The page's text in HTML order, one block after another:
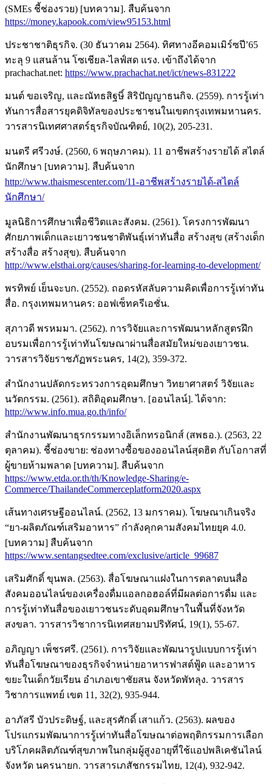
(SMEs ชี้ช่องรวย) [บทความ]. สืบค้นจาก
https://money.kapook.com/view95153.html
ประชาชาติธุรกิจ. (30 ธันวาคม 2564). ทิศทางอีคอมเมิร์ซปี’65
ทะลุ 9 แสนล้าน โซเชียล-ไลฟ์สด แรง. เข้าถึงได้จาก
prachachat.net: https://www.prachachat.net/ict/news-831222
มนต์ ขอเจริญ, และณัทธสิฐษิ์ สิริปัญญาธนกิจ. (2559). การรู้เท่า
ทันการสื่อสารยุคดิจิทัลของประชาชนในเขตกรุงเทพมหานคร.
วารสารนิเทศศาสตร์ธุรกิจบัณฑิตย์, 10(2), 205-231.
มนตรี ศรีวงษ์. (2560, 6 พฤษภาคม). 11 อาชีพสร้างรายได้ สไตล์
นักศึกษา [บทความ]. สืบค้นจาก
http://www.thaismescenter.com/11-อาชีพสร้างรายได้-สไตล์
นักศึกษา/
มูลนิธิการศึกษาเพื่อชีวิตและสังคม. (2561). โครงการพัฒนา
ศักยภาพเด็กและเยาวชนชาติพันธุ์เท่าทันสื่อ สร้างสุข (สร้างเด็ก
สร้างสื่อ สร้างสุข). สืบค้นจาก
http://www.elsthai.org/causes/sharing-for-learning-to-development/
พรทิพย์ เย็นจะบก. (2552). ถอดรหัสลับความคิดเพื่อการรู้เท่าทัน
สื่อ. กรุงเทพมหานคร: ออฟเซ็ทครีเอชั่น.
สุภาวดี พรหมมา. (2562). การวิจัยและการพัฒนาหลักสูตรฝึก
อบรมเพื่อการรู้เท่าทันโฆษณาผ่านสื่อสมัยใหม่ของเยาวชน.
วารสารวิจัยราชภัฏพระนคร, 14(2), 359-372.
สำนักงานปลัดกระทรวงการอุดมศึกษา วิทยาศาสตร์ วิจัยและ
นวัตกรรม. (2561). สถิติอุดมศึกษา. [ออนไลน์]. ได้จาก:
http://www.info.mua.go.th/info/
สำนักงานพัฒนาธุรกรรมทางอิเล็กทรอนิกส์ (สพธอ.). (2563, 22
ตุลาคม). ชี้ช่องขาย: ช่องทางซื้อของออนไลน์สุดฮิต กับโอกาสที่
ผู้ขายห้ามพลาด [บทความ]. สืบค้นจาก
https://www.etda.or.th/th/Knowledge-Sharing/e-
Commerce/ThailandeCommerceplatform2020.aspx
เส้นทางเศรษฐีออนไลน์. (2562, 13 มกราคม). โฆษณาเกินจริง
“ยา-ผลิตภัณฑ์เสริมอาหาร” กำลังคุกคามสังคมไทยยุค 4.0.
[บทความ] สืบค้นจาก
https://www.sentangsedtee.com/exclusive/article_99687
เสริมศักดิ์ ขุนพล. (2563). สื่อโฆษณาแฝงในการตลาดบนสื่อ
สังคมออนไลน์ของเครื่องดื่มแอลกอฮอล์ที่มีผลต่อการดื่ม และ
การรู้เท่าทันสื่อของเยาวชนระดับอุดมศึกษาในพื้นที่จังหวัด
สงขลา. วารสารวิชาการนิเทศสยามปริทัศน์, 19(1), 55-67.
อภิญญา เพ็ชรศรี. (2561). การวิจัยและพัฒนารูปแบบการรู้เท่า
ทันสื่อโฆษณาของธุรกิจจำหน่ายอาหารฟาสต์ฟู้ด และอาหาร
ขยะในเด็กวัยเรียน อำเภอเขาชัยสน จังหวัดพัทลุง. วารสาร
วิชาการแพทย์ เขต 11, 32(2), 935-944.
อาภัสรี บัวประดิษฐ์, และสุรศักดิ์ เสาแก้ว. (2563). ผลของ
โปรแกรมพัฒนาการรู้เท่าทันสื่อโฆษณาต่อพฤติกรรมการเลือก
บริโภคผลิตภัณฑ์สุขภาพในกลุ่มผู้สูงอายุที่ใช้แอปพลิเคชันไลน์
จังหวัด นครนายก. วารสารเภสัชกรรมไทย, 12(4), 932-942.